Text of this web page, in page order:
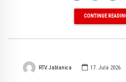
CONTINUE
RTV Jablanica 17. Jula 2026.